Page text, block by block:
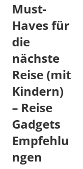
Must-
Haves für
die
nächste
Reise (mit
Kindern)
– Reise
Gadgets
Empfehlu
ngen